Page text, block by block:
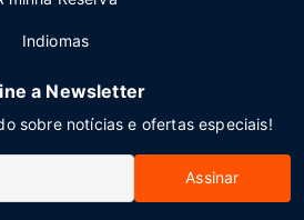
Indiomas
a Newsletter
sobre notícias e ofertas especiais!
Assinar